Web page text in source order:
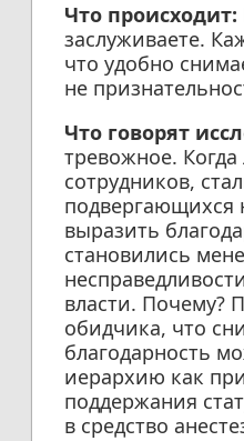
Что происходит:
заслуживаете.
что удобно
не
Что говорят
тревожное.
сотрудников,
подвергающихся
выразить
становились
власти. Почему?
обидчика, что
благодарность
иерархию как
поддержания
в средство